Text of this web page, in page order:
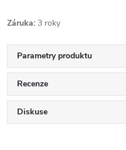
Záruka: 3 roky
Parametry produktu
Recenze
Diskuse